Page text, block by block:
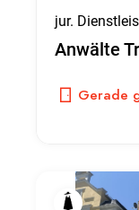
jur.
Anwälte
Gerade